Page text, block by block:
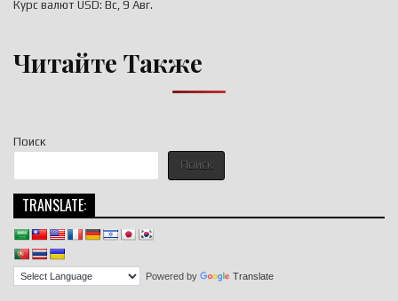
Поиск
Поиск
TRANSLATE:
Powered by Translate
Курс валют USD: Вс, 9 Авг.
Читайте Также